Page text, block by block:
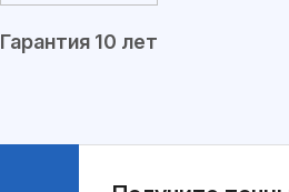
Гарантия 10 лет